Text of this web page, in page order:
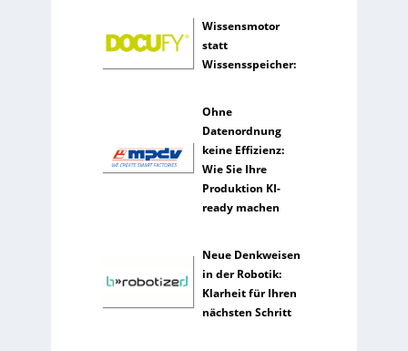
e
t
l
t
Wissensmotor
statt
Wissensspeicher:
Ohne
Datenordnung
keine Effizienz:
Wie Sie Ihre
Produktion KI-
ready machen
Neue Denkweisen
in der Robotik:
Klarheit für Ihren
nächsten Schritt